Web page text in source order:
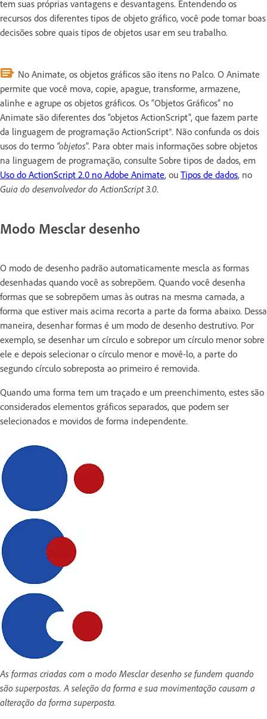
tem suas próprias vantagens e desvantagens. Entendendo os
recursos dos diferentes tipos de objeto gráfico, você pode tomar boas
decisões sobre quais tipos de objetos usar em seu trabalho.
No Animate, os objetos gráficos são itens no Palco. O Animate
permite que você mova, copie, apague, transforme, armazene,
alinhe e agrupe os objetos gráficos. Os “Objetos Gráficos” no
Animate são diferentes dos “objetos ActionScript”, que fazem parte
da linguagem de programação ActionScript®. Não confunda os dois
usos do termo “objetos”. Para obter mais informações sobre objetos
na linguagem de programação, consulte Sobre tipos de dados, em
Uso do ActionScript 2.0 no Adobe Animate, ou Tipos de dados, no
Guia do desenvolvedor do ActionScript 3.0.
Modo Mesclar desenho
O modo de desenho padrão automaticamente mescla as formas
desenhadas quando você as sobrepõem. Quando você desenha
formas que se sobrepõem umas às outras na mesma camada, a
forma que estiver mais acima recorta a parte da forma abaixo. Dessa
maneira, desenhar formas é um modo de desenho destrutivo. Por
exemplo, se desenhar um círculo e sobrepor um círculo menor sobre
ele e depois selecionar o círculo menor e movê-lo, a parte do
segundo círculo sobreposta ao primeiro é removida.
Quando uma forma tem um traçado e um preenchimento, estes são
considerados elementos gráficos separados, que podem ser
selecionados e movidos de forma independente.
As formas criadas com o modo Mesclar desenho se fundem quando
são superpostas. A seleção da forma e sua movimentação causam a
alteração da forma superposta.